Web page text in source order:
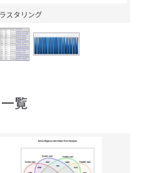
スタリング
覧